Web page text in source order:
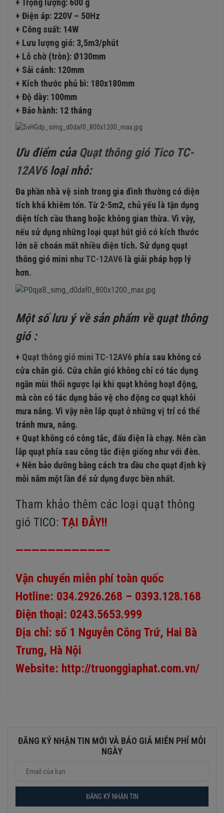
+ Điện áp: 220V – 50Hz
+ Công suất: 14W
+ Lưu lượng gió: 3,5m3/phút
+ Lỗ chờ (tròn): Ø130mm
+ Sải cánh: 120mm
+ Kích thước phủ bì: 180x180mm
+ Độ dày: 100mm
+ Bảo hành: 12 tháng
Ưu điểm của Quạt thông gió Tico TC-
12AV6loại nhỏ:
Đa phần nhà vệ sinh trong gia đình thường có diện
tích khá khiêm tốn. Từ 2-5m2, chủ yếu là tận dụng
diện tích cầu thang hoặc không gian thừa. Vì vậy,
nếu sử dụng những loại quạt hút gió có kích thước
lớn sẽ choán mất nhiều diện tích. Sử dụng quạt
thông gió mini nhưTC-12AV6 là giải pháp hợp lý
hơn.
Một số lưu ý về sản phẩm về quạt thông
gió :
+ Quạt thông gió mini TC-12AV6 phía sau không có
cửa chắn gió. Cửa chắn gió không chỉ có tác dụng
ngăn mùi thổi ngược lại khi quạt không hoạt động,
mà còn có tác dụng bảo vệ cho động cơ quạt khỏi
mưa nắng. Vì vậy nên lắp quạt ở những vị trí có thể
tránh mưa, nắng.
+ Quạt không có công tắc, đấu điện là chạy. Nên cần
lắp quạt phía sau công tắc điện giống như với đèn.
+ Nên bảo dưỡng bằng cách tra dầu cho quạt định kỳ
mỗi năm một lần để sử dụng được bền nhất.
Tham khảo thêm các loại quạt thông
gió TICO: TẠI ĐÂY!!
———————————–
Vận chuyển miễn phí toàn quốc
Hotline: 034.2926.268 – 0393.128.168
Điện thoại: 0243.5653.999
Địa chỉ: số 1 Nguyễn Công Trứ, Hai Bà
Trưng, Hà Nội
Website: http://truonggiaphat.com.vn/
ĐĂNG KÝ NHẬN TIN MỚI VÀ BÁO GIÁ MIỄN PHÍ MỖI
NGÀY